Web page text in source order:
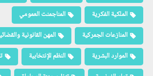
الملكية الفكرية
المناجمنت العمومي
المنازعات الجمركية
المهن القانونية
الموارد البشرية
النظم الإنتخابية